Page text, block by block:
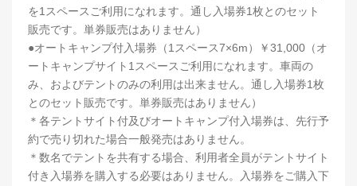
を1スペースご利用になれます。通し入場券1枚とのセット
販売です。単券販売はありません）
●オートキャンプ付入場券（1スペース7×6m）￥31,000（オ
ートキャンプサイト1スペースご利用になれます。車両の
み、およびテントのみの利用は出来ません。通し入場券1枚
とのセット販売です。単券販売はありません）
＊各テントサイト付及びオートキャンプ付入場券は、先行予
約で売り切れた場合一般発売はありません。
＊数名でテントを共有する場合、利用者全員がテントサイト
付き入場券を購入する必要はありません。入場券をご購入下